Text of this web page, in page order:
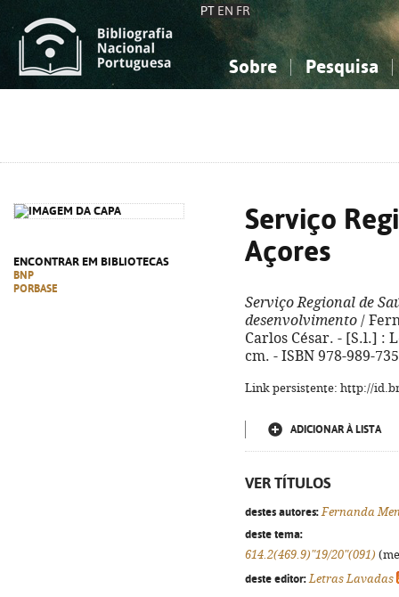
PT EN FR
Sobre Pesquisa
ENCONTRAR EM BIBLIOTECAS
BNP
PORBASE
Serviço
Açores
Serviço Regional de
desenvolvimento /
Carlos César. - [S.l.] :
cm. - ISBN 978-989-
Link persistente: http://
ADICIONAR À LISTA
VER TÍTULOS
destes autores: Fernanda
deste tema:
614.2(469.9)"19/20"(091)
deste editor: Letras Lavadas